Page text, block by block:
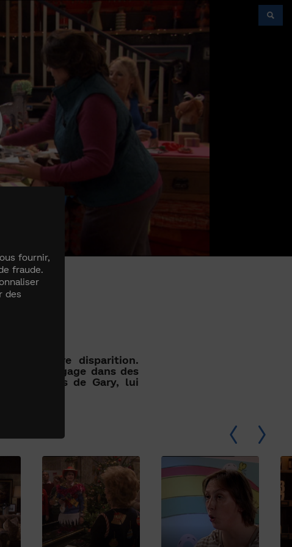
sa propre disparition.
s'engage dans des
amis de Gary, lui
fournir,
fraude.
des